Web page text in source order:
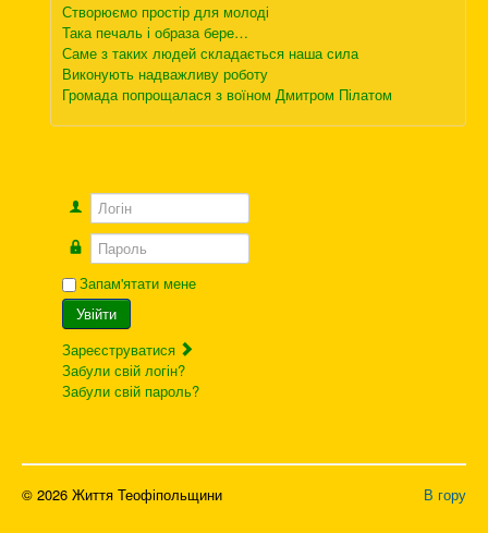
Створюємо простір для молоді
Така печаль і образа бере…
Саме з таких людей складається наша сила
Виконують надважливу роботу
Громада попрощалася з воїном Дмитром Пілатом
Логін
Пароль
Запам'ятати мене
Увійти
Зареєструватися
Забули свій логін?
Забули свій пароль?
В гору
© 2026 Життя Теофіпольщини